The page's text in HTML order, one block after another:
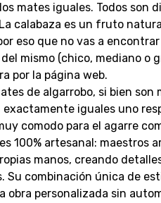
mates iguales. Todos son
calabaza es un fruto
eso que no vas a
mismo (chico, mediano o
por la página web.
de algarrobo, si bien
exactamente iguales uno
comodo para el agarre
100% artesanal: maestros
manos, creando
Su combinación única de
obra personalizada sin